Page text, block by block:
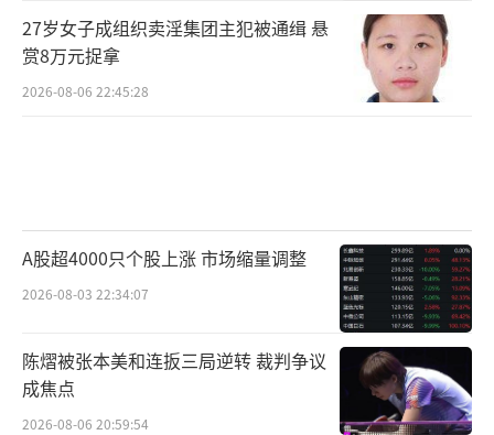
27岁女子成组织卖淫集团主犯被通缉 悬
赏8万元捉拿
2026-08-06 22:45:28
A股超4000只个股上涨 市场缩量调整
2026-08-03 22:34:07
陈熠被张本美和连扳三局逆转 裁判争议
成焦点
2026-08-06 20:59:54